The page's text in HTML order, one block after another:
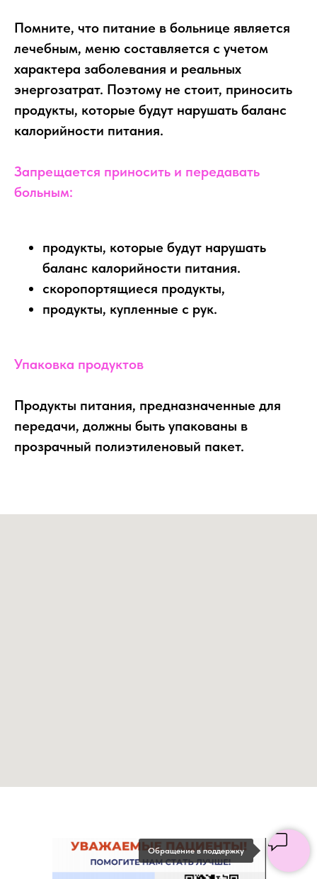
Помните, что питание в больнице является
лечебным, меню составляется с учетом
характера заболевания и реальных
энергозатрат. Поэтому не стоит, приносить
продукты, которые будут нарушать баланс
калорийности питания.
Запрещается приносить и передавать
больным:
продукты, которые будут нарушать
баланс калорийности питания.
скоропортящиеся продукты,
продукты, купленные с рук.
​Упаковка продуктов
Продукты питания, предназначенные для
передачи, должны быть упакованы в
прозрачный полиэтиленовый пакет.
Обращение в поддержку